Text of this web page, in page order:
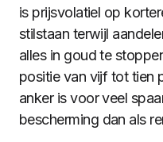
is prijsvolatiel op
stilstaan terwijl
alles in goud te
positie van vijf tot tien
anker is voor veel
bescherming dan als